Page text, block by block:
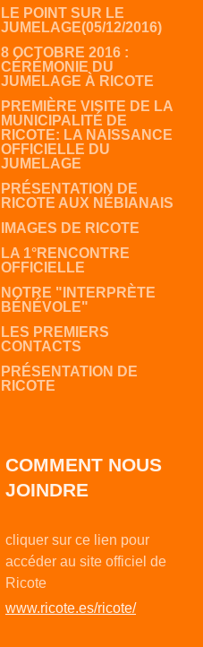
LE POINT SUR LE
JUMELAGE(05/12/2016)
8 OCTOBRE 2016 :
CÉRÉMONIE DU
JUMELAGE À RICOTE
PREMIÈRE VISITE DE LA
MUNICIPALITÉ DE
RICOTE: LA NAISSANCE
OFFICIELLE DU
JUMELAGE
PRÉSENTATION DE
RICOTE AUX NÉBIANAIS
IMAGES DE RICOTE
LA 1°RENCONTRE
OFFICIELLE
NOTRE "INTERPRÈTE
BÉNÉVOLE"
LES PREMIERS
CONTACTS
PRÉSENTATION DE
RICOTE
COMMENT NOUS
JOINDRE
cliquer sur ce lien pour
accéder au site officiel de
Ricote
www.ricote.es/ricote/